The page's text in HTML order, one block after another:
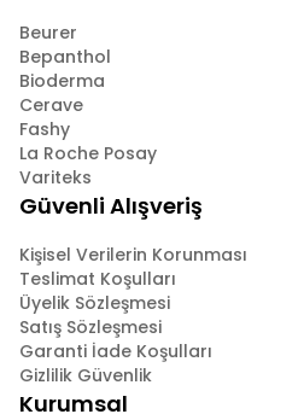
Beurer
Bepanthol
Bioderma
Cerave
Fashy
La Roche Posay
Variteks
Güvenli Alışveriş
Kişisel Verilerin Korunması
Teslimat Koşulları
Üyelik Sözleşmesi
Satış Sözleşmesi
Garanti İade Koşulları
Gizlilik Güvenlik
Kurumsal